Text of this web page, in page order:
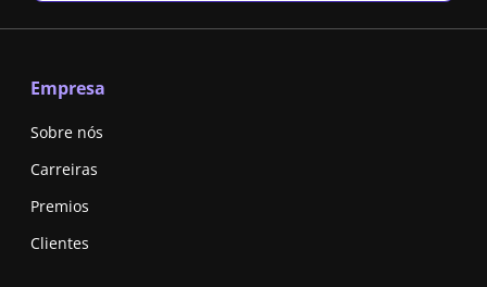
Empresa
Sobre nós
Carreiras
Premios
Clientes